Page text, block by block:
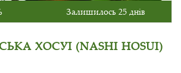
Залишилось 25 днів
ХОСУІ (NASHI HOSUI)